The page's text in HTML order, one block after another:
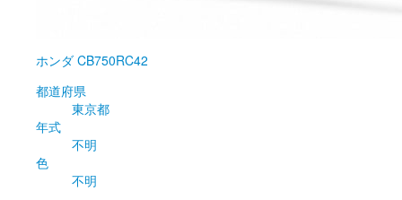
ホンダ CB750RC42
都道府県
東京都
年式
不明
色
不明